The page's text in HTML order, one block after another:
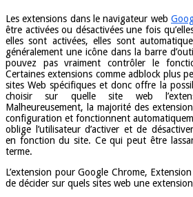
Les extensions dans le navigateur web
être activées ou désactivées une fois
elles sont activées, elles sont
généralement une icône dans la barre
pouvez pas vraiment contrôler le
Certaines extensions comme adblock plus
sites Web spécifiques et donc offre la
choisir sur quelle site web
Malheureusement, la majorité des
configuration et fonctionnent
oblige l’utilisateur d’activer et de
en fonction du site. Ce qui peut être
terme.
L’extension pour Google Chrome,
de décider sur quels sites web une